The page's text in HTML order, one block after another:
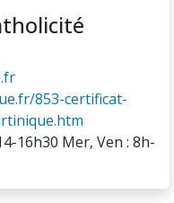
853-certificat-
16h30 Mer, Ven : 8h-